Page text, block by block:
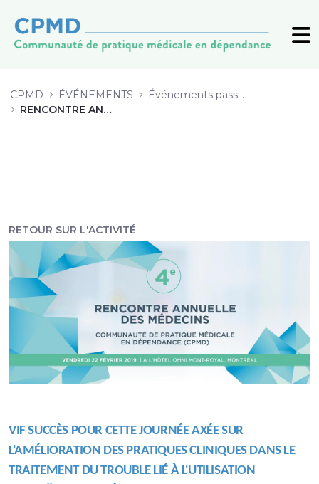
CPMD ÉVÉNEMENTS
Événements passés (archive)
RENCONTRE ANNUELLE 2019
RETOUR SUR L'ACTIVITÉ
VIF SUCCÈS POUR CETTE JOURNÉE AXÉE SUR
L'AMÉLIORATION DES PRATIQUESCLINIQUESDANS LE
TRAITEMENT DU TROUBLE LIÉ À L'UTILISATION